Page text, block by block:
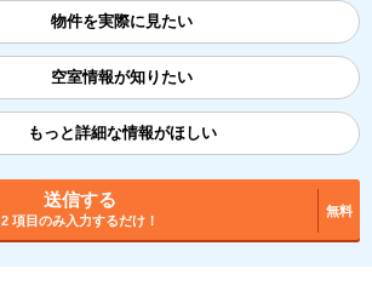
物件を実際に見たい
空室情報が知りたい
もっと詳細な情報がほしい
送信する
2 項目のみ入力するだけ！
無料